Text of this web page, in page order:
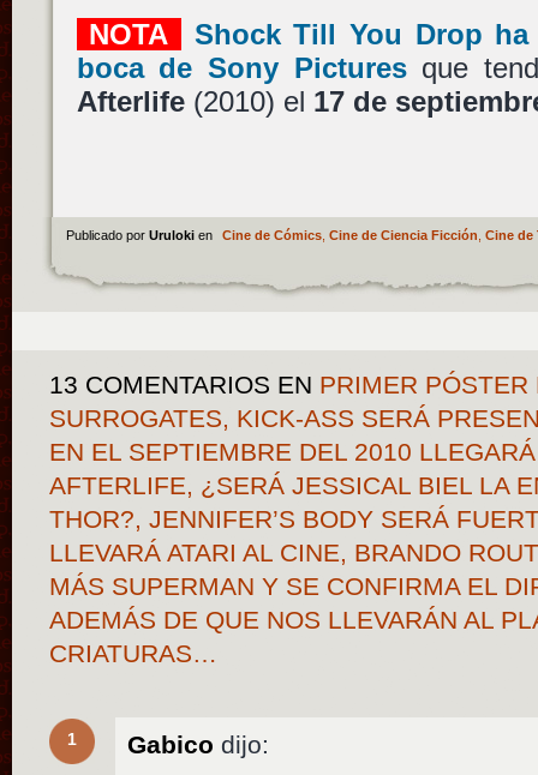
NOTA
Shock Till You Drop
boca de Sony Picturesque
Afterlife(2010) el 17 de
Publicado por Uruloki en Cine de Cómics, Cine de Ciencia Ficción Cine de
13 COMENTARIOS EN PRIMER PÓSTER
SURROGATES, KICK-ASS SERÁ
EN EL SEPTIEMBRE DEL 2010
AFTERLIFE, ¿SERÁ JESSICAL BIEL LA
THOR?, JENNIFER’S BODY SERÁ
LLEVARÁ ATARI AL CINE, BRANDO
MÁS SUPERMAN Y SE CONFIRMA EL
ADEMÁS DE QUE NOS LLEVARÁN AL
CRIATURAS…
1 Gabico dijo: